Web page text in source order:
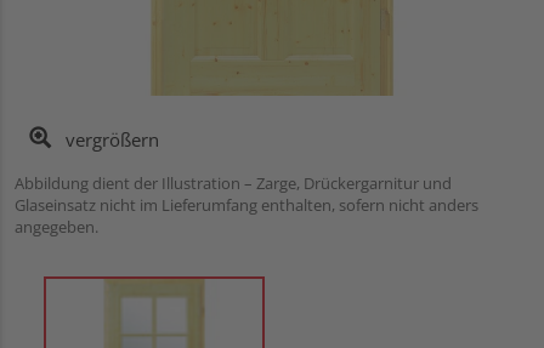
vergrößern
Abbildung dient der Illustration – Zarge, Drückergarnitur und
Glaseinsatz nicht im Lieferumfang enthalten, sofern nicht anders
angegeben.